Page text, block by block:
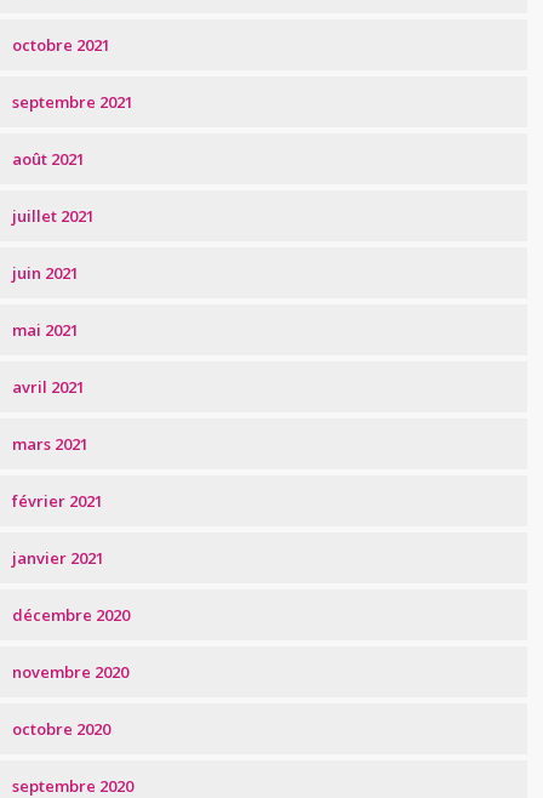
octobre 2021
septembre 2021
août 2021
juillet 2021
juin 2021
mai 2021
avril 2021
mars 2021
février 2021
janvier 2021
décembre 2020
novembre 2020
octobre 2020
septembre 2020